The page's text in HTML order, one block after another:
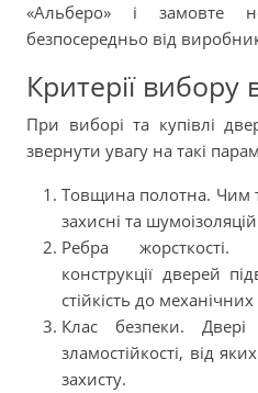
«Альберо» і замовте
безпосередньо від
Критерії вибору
При виборі та купівлі
звернути увагу на такі
Товщина полотна. Чим
захисні та
Ребра жорсткості.
конструкції дверей
стійкість до
Клас безпеки.
зламостійкості, від
захисту.